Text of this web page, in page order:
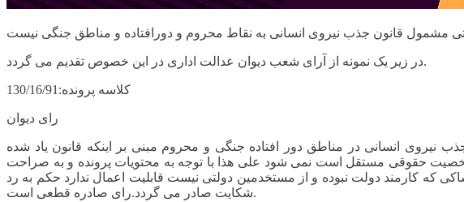
در زیر یک نمونه از آرای شعب دیوان عدالت اداری در این خصوص تقدیم می گردد.
کلاسه پرونده:130/16/91
رای دیوان
با توجه به مدافعات طرف شکایت در لایحه تقدیمی مبنی بر اینکه طبق مواد 1 و 2 قانون جذب نیروی انسانی در مناطق دور افتاده جنگی و محروم مبنی بر اینکه قانون یاد شده
حقوقی مستقل است نمی شود علی هذا با توجه به محتویات پرونده و به صراحت
که کارمند دولت نبوده و از مستخدمین دولتی نیست قابلیت اعمال ندارد حکم به رد
شکایت صادر می گردد.رای صادره قطعی است.